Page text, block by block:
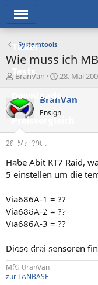
Ticker
Tests
Downloads
Preisvergleich
Forum
Aktuelles
Neue Beiträge
Neueste Aktivitäten
Leserartikel
Regeln
Systemtools
Wie muss ich
E
s
t
e
e
r
BranVan
E
s
e
t
a
28. Mai
BranVan
Ensign
28. Mai 2001
Habe Abit KT7 Raid,
5 einstellen um die
Via686A-1 = ??
Via686A-2 = ??
Via686A-3 = ??
Diese drei sensoren
MfG BranVan
zur LANBASE